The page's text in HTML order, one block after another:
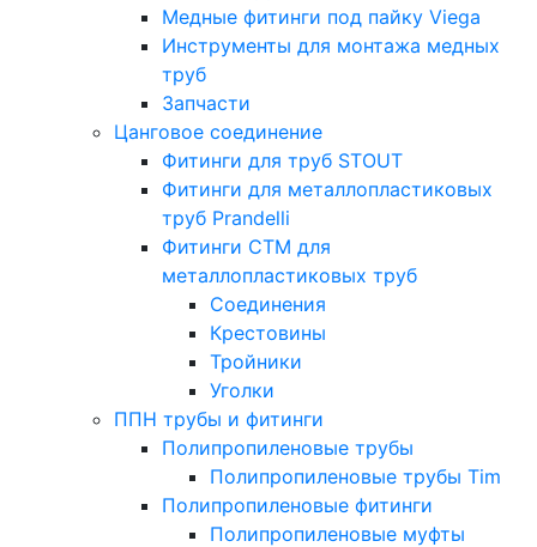
Медные фитинги под пайку Viega
Инструменты для монтажа медных
труб
Запчасти
Цанговое соединение
Фитинги для труб STOUT
Фитинги для металлопластиковых
труб Prandelli
Фитинги СTM для
металлопластиковых труб
Соединения
Крестовины
Тройники
Уголки
ППН трубы и фитинги
Полипропиленовые трубы
Полипропиленовые трубы Tim
Полипропиленовые фитинги
Полипропиленовые муфты